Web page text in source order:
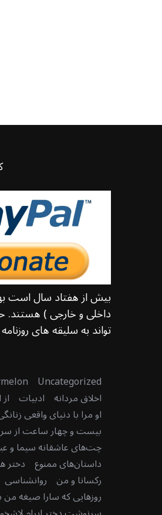
بیش از هفتاد سال است
داخلی و خارجی ) هستند.
تواند به سلیقه های
Uncategorized
اخلاق مردانه ادبیات
او مرا با دنیای واقعی
بیست و چهار ساعت از
چت‌های عاشقانه سیما و
داستان‌های ممنوع دختر
رکسانا و من روانشناسی
روزهایی که سارا صیغه من